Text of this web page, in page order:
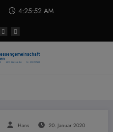
4:25:53 AM
Hans 20. Januar 2020